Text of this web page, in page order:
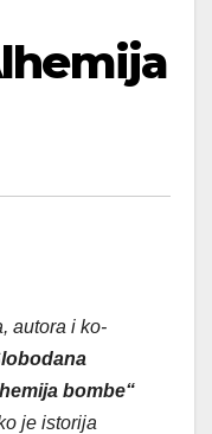
autora i ko-
bombe“
je istorija